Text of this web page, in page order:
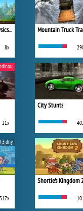
One Shot Tower: Physics Destroyer
8x
21x
317x
3 dny
Mountain Truck
City Stunts
Shortie's Kingdom